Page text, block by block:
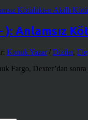
): Anlamsız
Konuk Yazar/ Diziler,
Fargo, Dexter’dan